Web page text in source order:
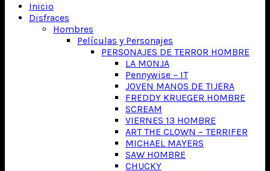
Inicio
Disfraces
Hombres
Películas y Personajes
PERSONAJES DE TERROR HOMBRE
LA MONJA
Pennywise – IT
JOVEN MANOS DE TIJERA
FREDDY KRUEGER HOMBRE
SCREAM
VIERNES 13 HOMBRE
ART THE CLOWN – TERRIFER
MICHAEL MAYERS
SAW HOMBRE
CHUCKY